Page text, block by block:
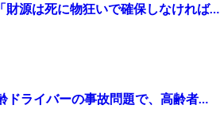
ガソリン減税、１兆円の財源必要 石破首相・立憲野田氏「財源は死に物狂いで確保しなければならない」「本当に死に物狂いで」
【芸能】高橋真麻「80代で免許を全員取り消しに！」 高齢ドライバーの事故問題で、高齢者の運転免許取り消し法を提案